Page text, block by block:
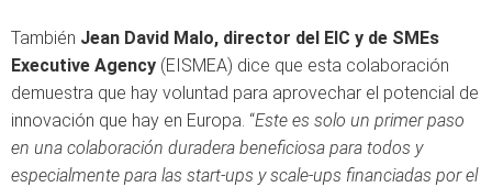
También Jean David Malo, director del EIC y de SMEs
Executive Agency (EISMEA) dice que esta colaboración
demuestra que hay voluntad para aprovechar el potencial de
innovación que hay en Europa. “Este es solo un primer paso
en una colaboración duradera beneficiosa para todos y
especialmente para las start-ups y scale-ups financiadas por el